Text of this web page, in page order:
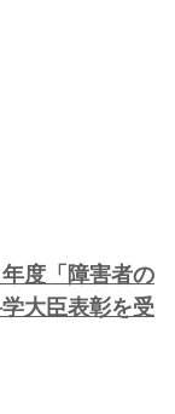
度「障害者の
大臣表彰を受